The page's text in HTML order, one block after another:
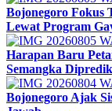
Bojonegoro Fokus
Lewat Program
Harapan Baru
Semangka
Bojonegoro Ajak